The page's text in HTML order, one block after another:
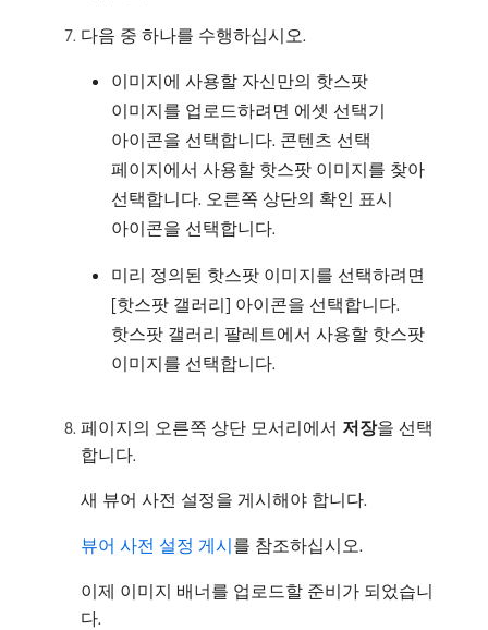
다음 중 하나를 수행하십시오.
이미지에 사용할 자신만의 핫스팟
이미지를 업로드하려면 에셋 선택기
아이콘을 선택합니다. 콘텐츠 선택
페이지에서 사용할 핫스팟 이미지를 찾아
선택합니다. 오른쪽 상단의 확인 표시
아이콘을 선택합니다.
미리 정의된 핫스팟 이미지를 선택하려면
[핫스팟 갤러리] 아이콘을 선택합니다.
핫스팟 갤러리 팔레트에서 사용할 핫스팟
이미지를 선택합니다.
페이지의 오른쪽 상단 모서리에서 저장​을 선택
합니다.
새 뷰어 사전 설정을 게시해야 합니다.
뷰어 사전 설정 게시를 참조하십시오.
이제 이미지 배너를 업로드할 준비가 되었습니
다.